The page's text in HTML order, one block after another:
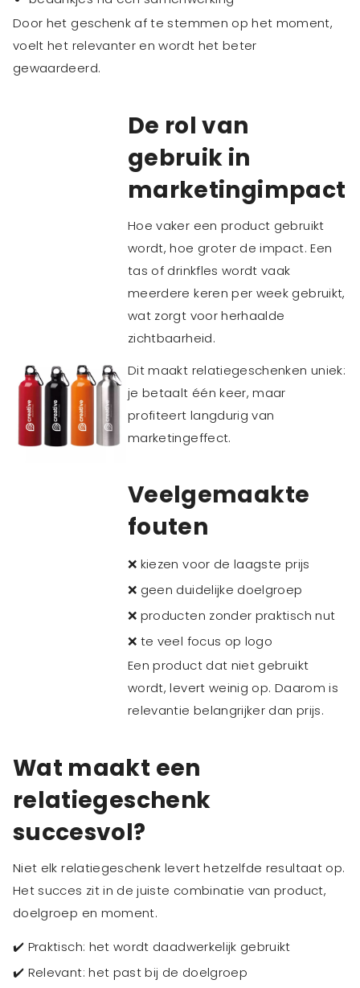
Door het geschenk af te stemmen op het moment,
voelt het relevanter en wordt het beter
gewaardeerd.
De rol van
gebruik in
marketingimpact
Hoe vaker een product gebruikt
wordt, hoe groter de impact. Een
tas of drinkfles wordt vaak
meerdere keren per week gebruikt,
wat zorgt voor herhaalde
zichtbaarheid.
Dit maakt relatiegeschenken uniek:
je betaalt één keer, maar
profiteert langdurig van
marketingeffect.
Veelgemaakte
fouten
❌ kiezen voor de laagste prijs
❌ geen duidelijke doelgroep
❌ producten zonder praktisch nut
❌ te veel focus op logo
Een product dat niet gebruikt
wordt, levert weinig op. Daarom is
relevantie belangrijker dan prijs.
Wat maakt een
relatiegeschenk
succesvol?
Niet elk relatiegeschenk levert hetzelfde resultaat op.
Het succes zit in de juiste combinatie van product,
doelgroep en moment.
✔️ Praktisch: het wordt daadwerkelijk gebruikt
✔️ Relevant: het past bij de doelgroep